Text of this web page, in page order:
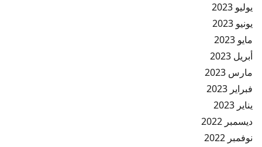
يوليو 2023
يونيو 2023
مايو 2023
أبريل 2023
مارس 2023
فبراير 2023
يناير 2023
ديسمبر 2022
نوفمبر 2022